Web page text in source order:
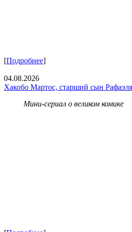
[Подробнее]
04.08.2026
Хакобо Мартос, старший сын
Мини-сериал о великом комике